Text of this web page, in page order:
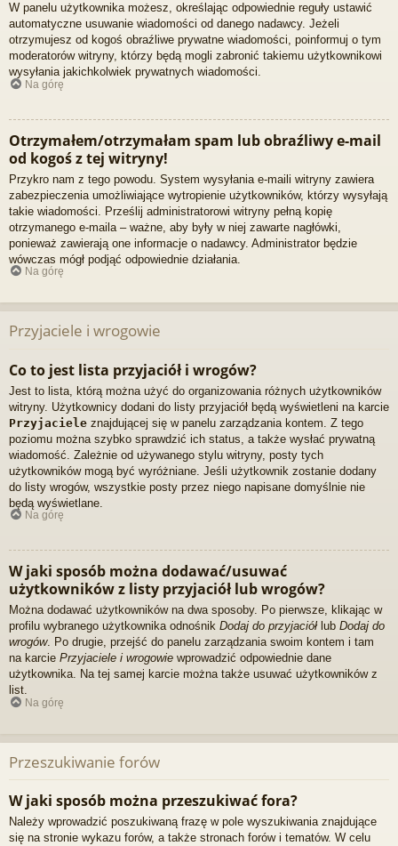
W panelu użytkownika możesz, określając odpowiednie reguły ustawić
automatyczne usuwanie wiadomości od danego nadawcy. Jeżeli
otrzymujesz od kogoś obraźliwe prywatne wiadomości, poinformuj o tym
moderatorów witryny, którzy będą mogli zabronić takiemu użytkownikowi
wysyłania jakichkolwiek prywatnych wiadomości.
Na górę
Otrzymałem/otrzymałam spam lub obraźliwy e-mail
od kogoś z tej witryny!
Przykro nam z tego powodu. System wysyłania e-maili witryny zawiera
zabezpieczenia umożliwiające wytropienie użytkowników, którzy wysyłają
takie wiadomości. Prześlij administratorowi witryny pełną kopię
otrzymanego e-maila – ważne, aby były w niej zawarte nagłówki,
ponieważ zawierają one informacje o nadawcy. Administrator będzie
wówczas mógł podjąć odpowiednie działania.
Na górę
Przyjaciele i wrogowie
Co to jest lista przyjaciół i wrogów?
Jest to lista, którą można użyć do organizowania różnych użytkowników
witryny. Użytkownicy dodani do listy przyjaciół będą wyświetleni na karcie
Przyjaciele znajdującej się w panelu zarządzania kontem. Z tego
poziomu można szybko sprawdzić ich status, a także wysłać prywatną
wiadomość. Zależnie od używanego stylu witryny, posty tych
użytkowników mogą być wyróżniane. Jeśli użytkownik zostanie dodany
do listy wrogów, wszystkie posty przez niego napisane domyślnie nie
będą wyświetlane.
Na górę
W jaki sposób można dodawać/usuwać
użytkowników z listy przyjaciół lub wrogów?
Można dodawać użytkowników na dwa sposoby. Po pierwsze, klikając w
profilu wybranego użytkownika odnośnik Dodaj do przyjaciół lub Dodaj do
wrogów. Po drugie, przejść do panelu zarządzania swoim kontem i tam
na karcie Przyjaciele i wrogowie wprowadzić odpowiednie dane
użytkownika. Na tej samej karcie można także usuwać użytkowników z
list.
Na górę
Przeszukiwanie forów
W jaki sposób można przeszukiwać fora?
Należy wprowadzić poszukiwaną frazę w pole wyszukiwania znajdujące
się na stronie wykazu forów, a także stronach forów i tematów. W celu